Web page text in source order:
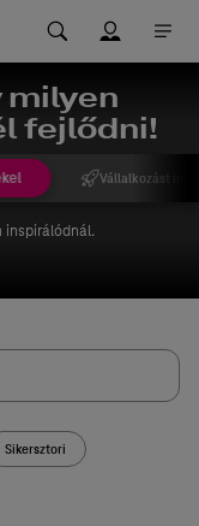
milyen
fejlődni!
Vállalkozást
inspirálódnál.
Sikersztori